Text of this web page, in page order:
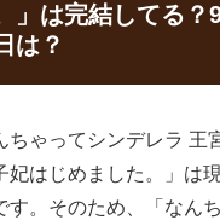
」は完結してる？
は？
ちゃってシンデレラ 王
妃はじめました。」は
す。そのため、「なん